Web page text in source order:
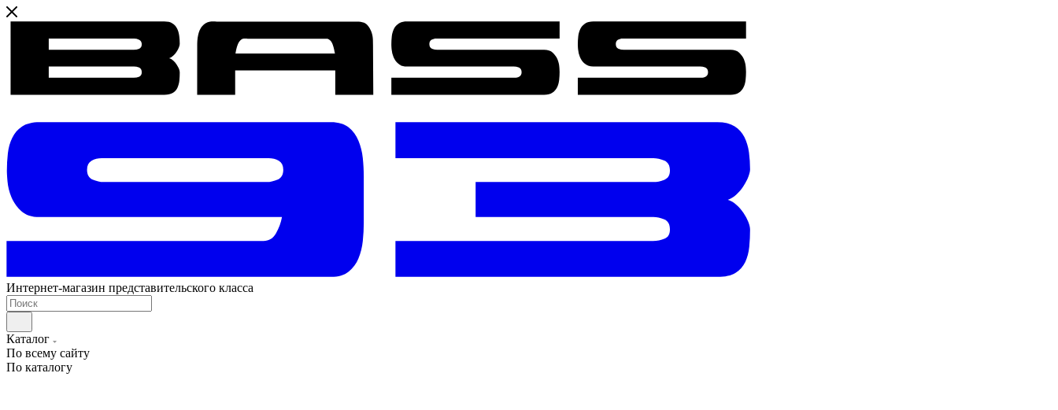
Интернет-магазин представительского класса
Каталог
По всему сайту
По каталогу